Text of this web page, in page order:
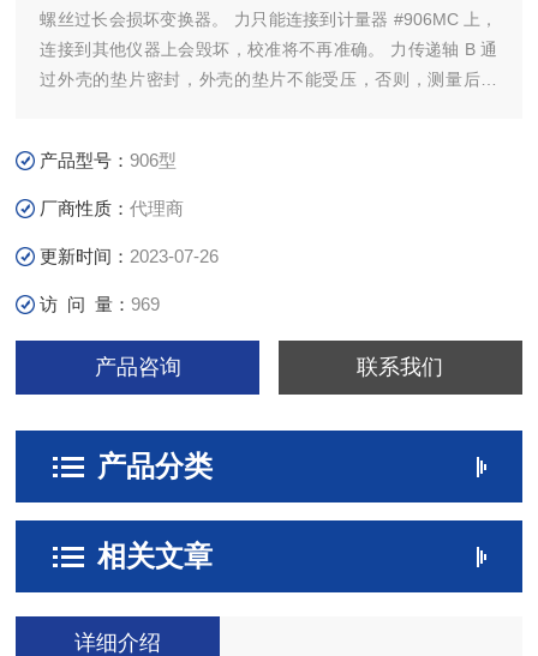
螺丝过长会损坏变换器。 力只能连接到计量器 #906MC 上，
连接到其他仪器上会毁坏，校准将不再准确。 力传递轴 B 通
过外壳的垫片密封，外壳的垫片不能受压，否则，测量后，
产品型号：906型
厂商性质：代理商
更新时间： 2023-07-26
访 问 量：969
产品咨询 联系我们
产品分类
相关文章
详细介绍